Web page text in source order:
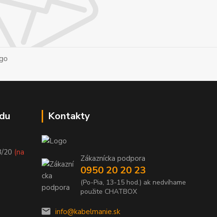
20 (na
Kontakty
Zákaznícka podpora
0950 20 20 23
(Po-Pia, 13-15 hod.) ak nedvíhame
použite CHATBOX
info@kabelmanie.sk